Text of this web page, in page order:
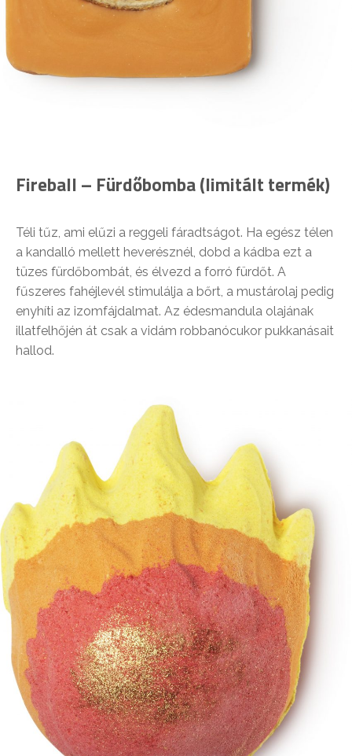
Fireball – Fürdőbomba (limitált termék)
Téli tűz, ami elűzi a reggeli fáradtságot. Ha egész télen
a kandalló mellett heverésznél, dobd a kádba ezt a
tüzes fürdőbombát, és élvezd a forró fürdőt. A
fűszeres fahéjlevél stimulálja a bőrt, a mustárolaj pedig
enyhíti az izomfájdalmat. Az édesmandula olajának
illatfelhőjén át csak a vidám robbanócukor pukkanásait
hallod.